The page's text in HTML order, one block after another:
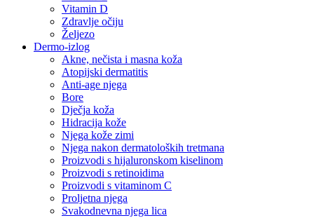
Vitamin D
Zdravlje očiju
Željezo
Dermo-izlog
Akne, nečista i masna koža
Atopijski dermatitis
Anti-age njega
Bore
Dječja koža
Hidracija kože
Njega kože zimi
Njega nakon dermatoloških tretmana
Proizvodi s hijaluronskom kiselinom
Proizvodi s retinoidima
Proizvodi s vitaminom C
Proljetna njega
Svakodnevna njega lica